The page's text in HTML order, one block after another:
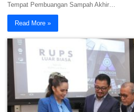
Tempat Pembuangan Sampah Akhir…
Read More »